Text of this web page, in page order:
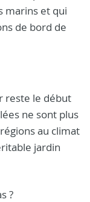
marins et qui
de bord de
reste le début
ne sont plus
au climat
jardin
?